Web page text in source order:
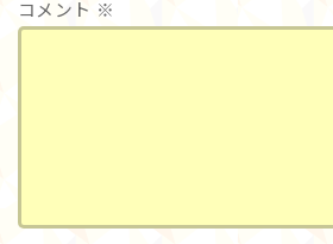
コメント ※